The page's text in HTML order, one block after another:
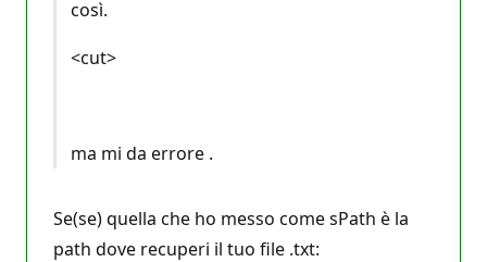
così.
<cut>
ma mi da errore .
Se(se) quella che ho messo come sPath è la
path dove recuperi il tuo file .txt: